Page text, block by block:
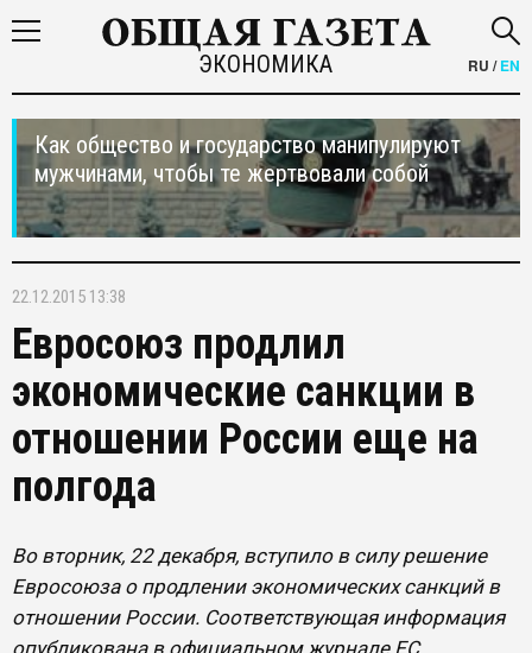
ЭКОНОМИКА RU /EN
Как общество и государство манипулируют
мужчинами, чтобы те жертвовали собой
22.12.2015 13:38
Евросоюз продлил
экономические санкции в
отношении России еще на
полгода
Во вторник, 22 декабря, вступило в силу решение
Евросоюза о продлении экономических санкций в
отношении России. Соответствующая информация
опубликована в официальном журнале ЕС